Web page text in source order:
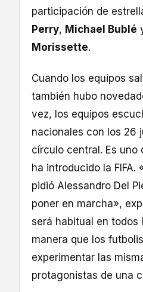
participación de
Perry, Michael Bublé
Morissette.
Cuando los equipos
también hubo
vez, los equipos
nacionales con los 26
círculo central. Es uno
ha introducido la FIFA.
pidió Alessandro Del
poner en marcha»,
será habitual en todos
manera que los
experimentar las
protagonistas de una